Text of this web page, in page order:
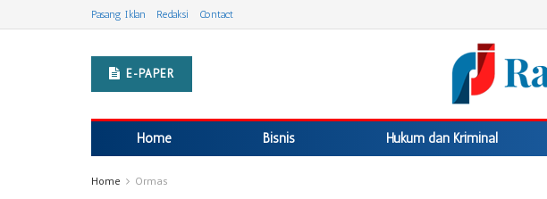
Pasang Iklan Redaksi Contact
E-PAPER
Home Bisnis Hukum dan Kriminal
Home Ormas